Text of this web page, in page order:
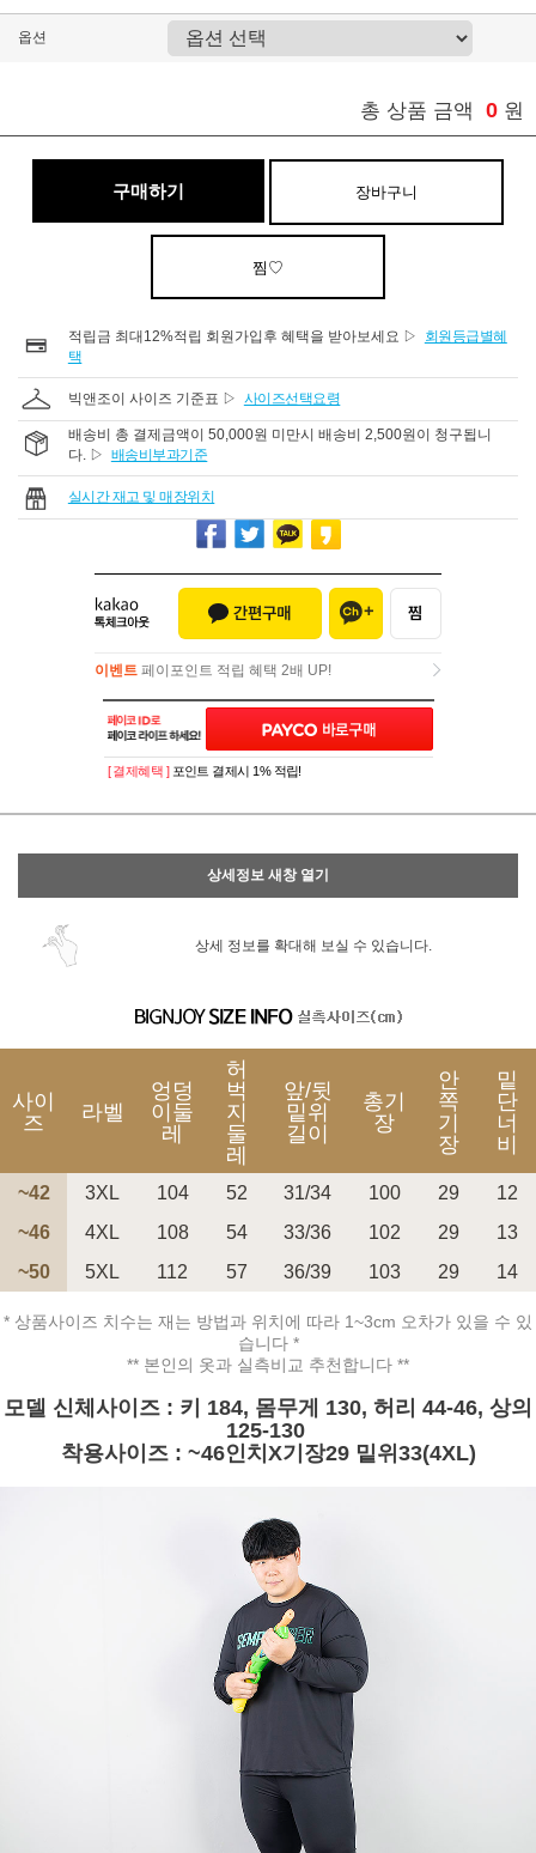
옵션
총 상품 금액 0 원
구매하기 장바구니
찜♡
적립금 최대12%적립 회원가입후 혜택을 받아보세요 ▷
회원등급별혜
택
빅앤조이 사이즈 기준표 ▷ 사이즈선택요령
배송비 총 결제금액이 50,000원 미만시 배송비 2,500원이 청구됩니
다. ▷ 배송비부과기준
실시간 재고 및 매장위치
이벤트 페이포인트 적립 혜택 2배 UP!
이벤트페이포인트 적립 혜택 2배 UP!
PAYCO 바로구매
[ 결제혜택 ] 포인트 결제시 1% 적립!
상세정보 새창 열기
상세 정보를 확대해 보실 수 있습니다.
사이
즈
라벨
엉덩
이둘
레
허
벅
지
둘
레
앞/뒷
밑위
길이
총기
장
안
쪽
기
장
밑
단
너
비
~42 3XL 104 52 31/34 100 29
12
~46
4XL 108 54 33/36 102 29
13
~50
5XL 112 57 36/39 103 29 14
* 상품사이즈 치수는 재는 방법과 위치에 따라 1~3cm 오차가 있을 수 있
습니다 *
** 본인의 옷과 실측비교 추천합니다 **
모델 신체사이즈 : 키 184, 몸무게 130, 허리 44-46, 상의
125-130
착용사이즈 : ~46인치X기장29 밑위33(4XL)